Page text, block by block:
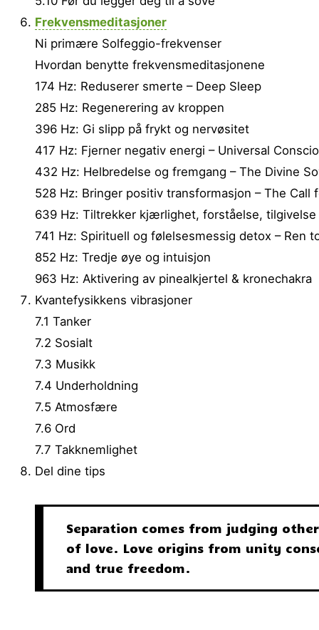
Frekvensmeditasjoner
Ni primære Solfeggio-frekvenser
Hvordan benytte frekvensmeditasjonene
174 Hz: Reduserer smerte – Deep Sleep
285 Hz: Regenerering av kroppen
396 Hz: Gi slipp på frykt og nervøsitet
417 Hz: Fjerner negativ energi – Universal
432 Hz: Helbredelse og fremgang – The Divine
528 Hz: Bringer positiv transformasjon – The Call
639 Hz: Tiltrekker kjærlighet, forståelse, tilgivelse
741 Hz: Spirituell og følelsesmessig detox – Ren
852 Hz: Tredje øye og intuisjon
963 Hz: Aktivering av pinealkjertel & kronechakra
Kvantefysikkens vibrasjoner
7.1 Tanker
7.2 Sosialt
7.3 Musikk
7.4 Underholdning
7.5 Atmosfære
7.6 Ord
7.7 Takknemlighet
Del dine tips
Separation comes from judging
of love. Love origins from unity
and true freedom.